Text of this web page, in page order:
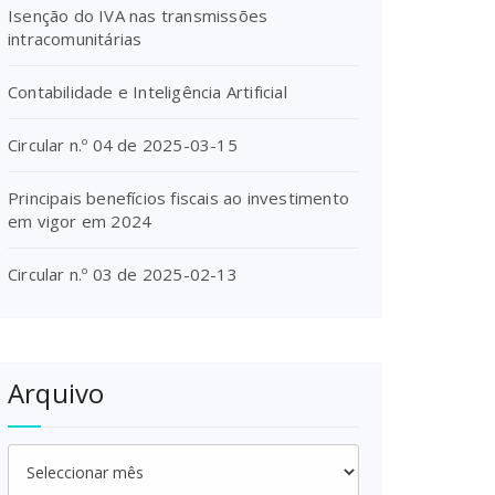
Isenção do IVA nas transmissões
intracomunitárias
Contabilidade e Inteligência Artificial
Circular n.º 04 de 2025-03-15
Principais benefícios fiscais ao investimento
em vigor em 2024
Circular n.º 03 de 2025-02-13
Arquivo